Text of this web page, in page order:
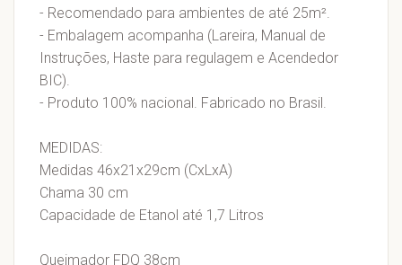
- Recomendado para ambientes de até 25m².
- Embalagem acompanha (Lareira, Manual de
Instruções, Haste para regulagem e Acendedor
BIC).
- Produto 100% nacional. Fabricado no Brasil.
MEDIDAS:
Medidas 46x21x29cm (CxLxA)
Chama 30 cm
Capacidade de Etanol até 1,7 Litros
Queimador FDQ 38cm